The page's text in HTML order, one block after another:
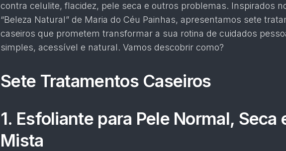
contra celulite, flacidez, pele seca e outros problemas. Inspirados
“Beleza Natural” de Maria do Céu Painhas, apresentamos sete
caseiros que prometem transformar a sua rotina de cuidados
simples, acessível e natural. Vamos descobrir como?
Sete Tratamentos Caseiros
1. Esfoliante para Pele Normal, Seca
Mista